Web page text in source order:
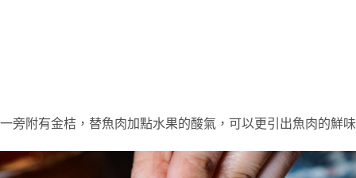
一旁附有金桔，替魚肉加點水果的酸氣，可以更引出魚肉的鮮味